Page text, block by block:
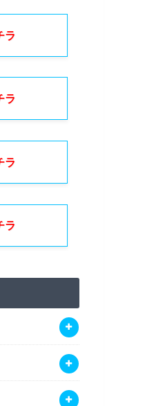
ラ
ラ
ラ
ラ